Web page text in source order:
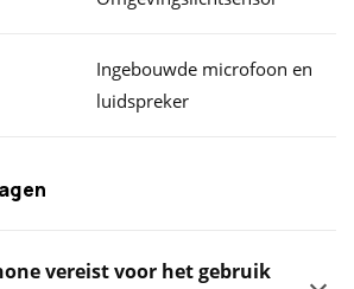
Ingebouwde microfoon en
luidspreker
vereist voor het gebruik